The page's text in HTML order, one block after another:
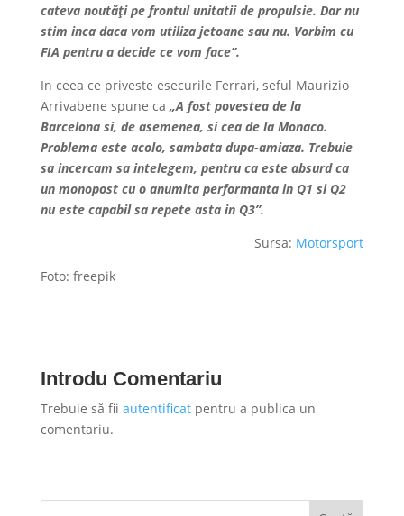
cateva noutăţi pe frontul unitatii de propulsie. Dar nu
stim inca daca vom utiliza jetoane sau nu. Vorbim cu
FIA pentru a decide ce vom face”.
In ceea ce priveste esecurile Ferrari, seful Maurizio
Arrivabene spune ca „A fost povestea de la
Barcelona si, de asemenea, si cea de la Monaco.
Problema este acolo, sambata dupa-amiaza. Trebuie
sa incercam sa intelegem, pentru ca este absurd ca
un monopost cu o anumita performanta in Q1 si Q2
nu este capabil sa repete asta in Q3”.
Sursa: Motorsport
Foto: freepik
Introdu Comentariu
Trebuie să fii autentificatpentru a publica un
comentariu.